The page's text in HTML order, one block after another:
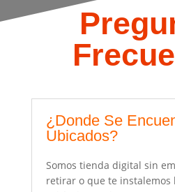
¿Donde Se
Ubicados?
Somos tienda digital sin
retirar o que te instalemos